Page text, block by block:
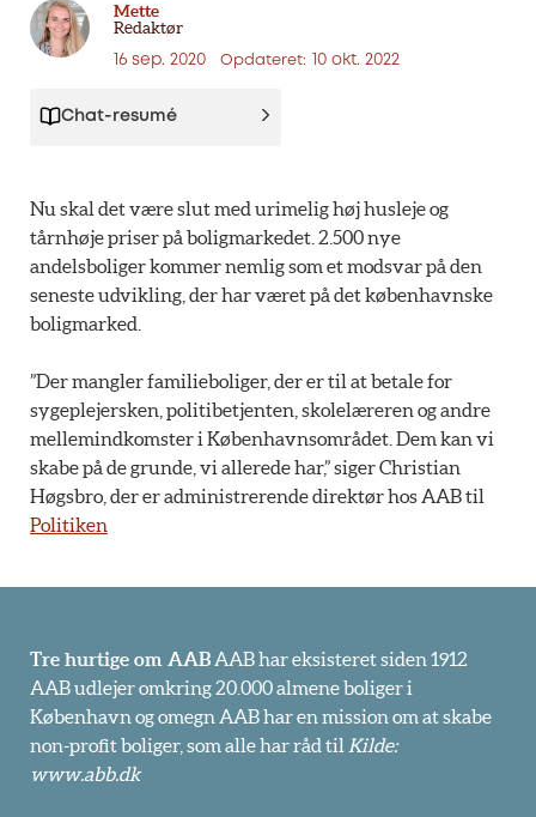
Mette
Redaktør
16 sep. 2020 Opdateret: 10 okt. 2022
Chat-resumé
Nu skal det være slut med urimelig høj husleje og
tårnhøje priser på boligmarkedet. 2.500 nye
andelsboliger kommer nemlig som et modsvar på den
seneste udvikling, der har været på det københavnske
boligmarked.
”Der mangler familieboliger, der er til at betale for
sygeplejersken, politibetjenten, skolelæreren og andre
mellemindkomster i Københavnsområdet. Dem kan vi
skabe på de grunde, vi allerede har,” siger Christian
Høgsbro, der er administrerende direktør hos AAB til
Politiken
Tre hurtige om AAB AAB har eksisteret siden 1912
AAB udlejer omkring 20.000 almene boliger i
København og omegn AAB har en mission om at skabe
non-profit boliger, som alle har råd til Kilde:
www.abb.dk